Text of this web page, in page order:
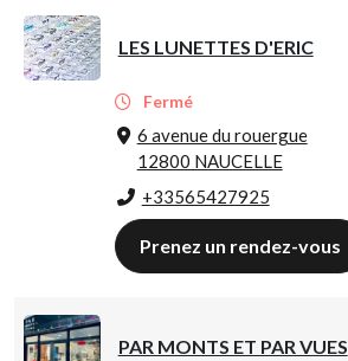
LES LUNETTES D'ERIC
Fermé
6 avenue du rouergue
12800 NAUCELLE
+33565427925
Prenez un rendez-vous
PAR MONTS ET PAR VUES